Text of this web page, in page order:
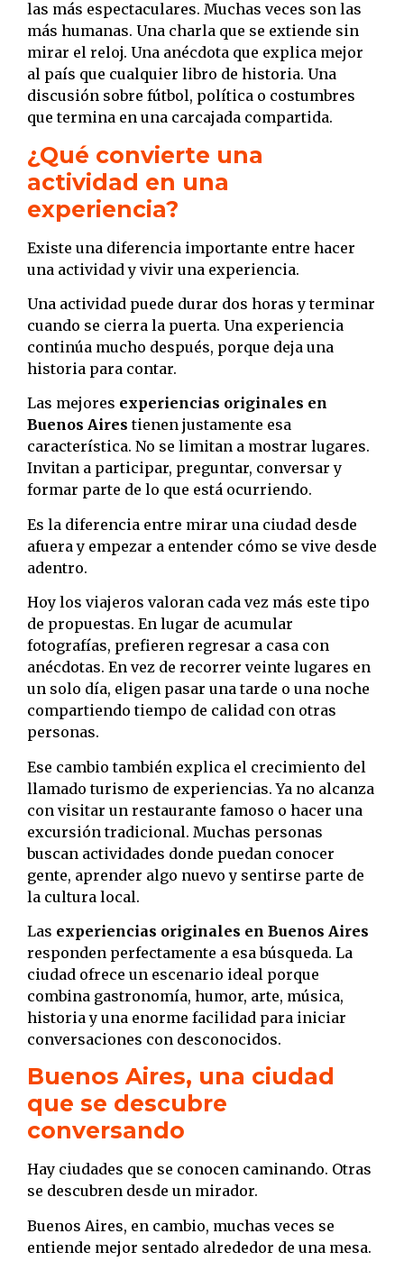
las más espectaculares. Muchas veces son las
más humanas. Una charla que se extiende sin
mirar el reloj. Una anécdota que explica mejor
al país que cualquier libro de historia. Una
discusión sobre fútbol, política o costumbres
que termina en una carcajada compartida.
¿Qué convierte una
actividad en una
experiencia?
Existe una diferencia importante entre hacer
una actividad y vivir una experiencia.
Una actividad puede durar dos horas y terminar
cuando se cierra la puerta. Una experiencia
continúa mucho después, porque deja una
historia para contar.
Las mejores experiencias originales en
Buenos Aires tienen justamente esa
característica. No se limitan a mostrar lugares.
Invitan a participar, preguntar, conversar y
formar parte de lo que está ocurriendo.
Es la diferencia entre mirar una ciudad desde
afuera y empezar a entender cómo se vive desde
adentro.
Hoy los viajeros valoran cada vez más este tipo
de propuestas. En lugar de acumular
fotografías, prefieren regresar a casa con
anécdotas. En vez de recorrer veinte lugares en
un solo día, eligen pasar una tarde o una noche
compartiendo tiempo de calidad con otras
personas.
Ese cambio también explica el crecimiento del
llamado turismo de experiencias. Ya no alcanza
con visitar un restaurante famoso o hacer una
excursión tradicional. Muchas personas
buscan actividades donde puedan conocer
gente, aprender algo nuevo y sentirse parte de
la cultura local.
Las experiencias originales en Buenos Aires
responden perfectamente a esa búsqueda. La
ciudad ofrece un escenario ideal porque
combina gastronomía, humor, arte, música,
historia y una enorme facilidad para iniciar
conversaciones con desconocidos.
Buenos Aires, una ciudad
que se descubre
conversando
Hay ciudades que se conocen caminando. Otras
se descubren desde un mirador.
Buenos Aires, en cambio, muchas veces se
entiende mejor sentado alrededor de una mesa.